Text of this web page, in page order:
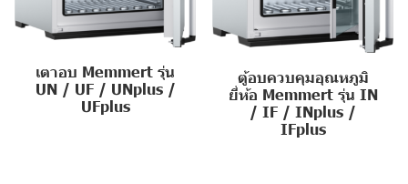
เตาอบ Memmert รุ่น
UN / UF / UNplus /
UFplus
ตู้อบควบคุมอุณหภูมิ
ยี่ห้อ Memmert รุ่น IN
/ IF / INplus /
IFplus